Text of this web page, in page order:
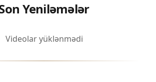
Yeniləmələr
Videolar yüklənmədi